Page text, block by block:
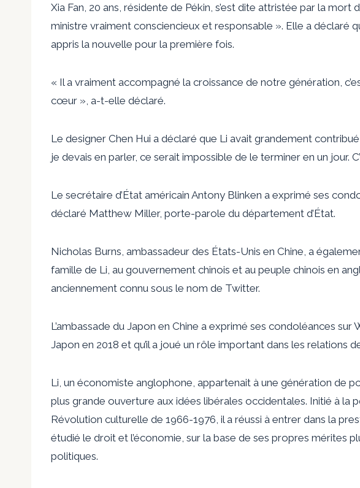
Xia Fan, 20 ans, résidente de Pékin, s’est dite attristée par la mort
ministre vraiment consciencieux et responsable ». Elle a déclaré
appris la nouvelle pour la première fois.
« Il a vraiment accompagné la croissance de notre génération,
cœur », a-t-elle déclaré.
Le designer Chen Hui a déclaré que Li avait grandement
je devais en parler, ce serait impossible de le terminer en un jour.
Le secrétaire d’État américain Antony Blinken a exprimé ses
déclaré Matthew Miller, porte-parole du département d’État.
Nicholas Burns, ambassadeur des États-Unis en Chine, a
famille de Li, au gouvernement chinois et au peuple chinois en
anciennement connu sous le nom de Twitter.
L’ambassade du Japon en Chine a exprimé ses condoléances sur
Japon en 2018 et qu’il a joué un rôle important dans les relations
Li, un économiste anglophone, appartenait à une génération de
plus grande ouverture aux idées libérales occidentales. Initié à la
Révolution culturelle de 1966-1976, il a réussi à entrer dans la
étudié le droit et l’économie, sur la base de ses propres mérites
politiques.